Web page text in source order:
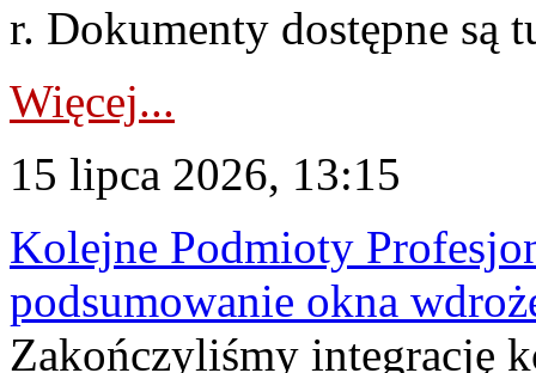
r. Dokumenty dostępne są
Więcej...
15 lipca 2026, 13:15
Kolejne Podmioty
podsumowanie okna
Zakończyliśmy integrację